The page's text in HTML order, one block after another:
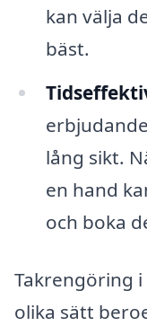
kan välja
bäst.
lång sikt.
en hand
och boka
Takrengöring
olika sätt